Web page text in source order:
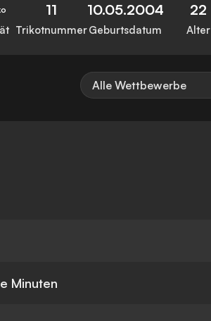
11
Trikotnummer
10.05.2004
Geburtsdatum
22
Alter
Alle Wettbewerbe
Minuten